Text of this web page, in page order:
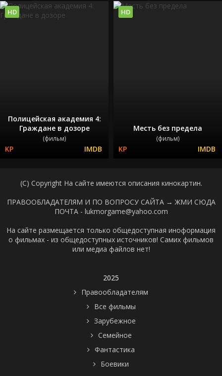
Полицейская академия 4:
Граждане в дозоре
(фильм)
HD
Месть без предела
(фильм)
HD
(C) Copyright На сайте имеются описания кинокартин.
ПРАВООБЛАДАТЕЛЯМ И ПО ВОПРОСУ САЙТА → ЖМИ СЮДА
ПОЧТА - lukmorgame@yahoo.com
На сайте размещается только общедоступная иноформация
о фильмах - из общедоступных источников! Самих фильмов
или медиа файлов нет!
2025
Правообладателям
Все фильмы
Зарубежное
Семейное
Фантастика
Боевики